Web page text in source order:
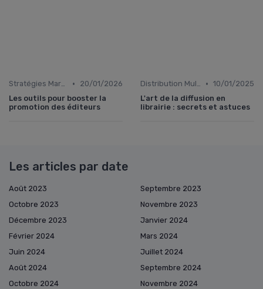
Stratégies Marketing •
20/01/2026
Les outils pour booster la
promotion des éditeurs
Distribution Multiplateformes • 10/01/2025
L'art de la diffusion en
librairie : secrets et astuces
Les articles par date
Août 2023
Septembre 2023
Octobre 2023
Novembre 2023
Décembre 2023
Janvier 2024
Février 2024
Mars 2024
Juin 2024
Juillet 2024
Août 2024
Septembre 2024
Octobre 2024
Novembre 2024